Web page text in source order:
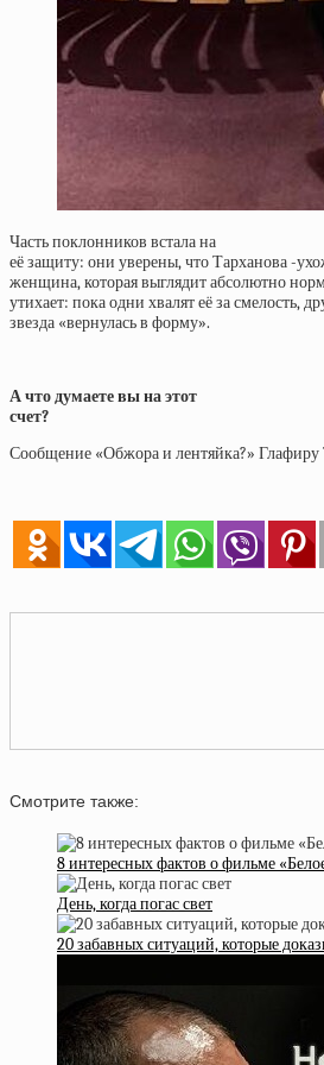
Часть поклонников встала на
её защиту: они уверены, что Тарханова -
женщина, которая выглядит абсолютно
утихает: пока одни хвалят её за смелость,
звезда «вернулась в форму».
А что думаете вы на этот
счет?
Сообщение «Обжора и лентяйка?» Глафиру
Смотрите также:
8 интересных фактов о фильме
День, когда погас свет
20 забавных ситуаций, которые